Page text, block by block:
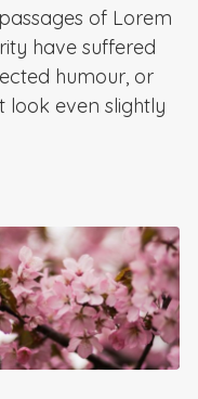
of Lorem
have suffered
humour, or
look even slightly